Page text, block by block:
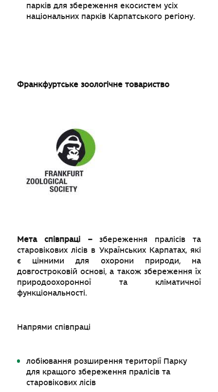
парків для збереження екосистем усіх
національних парків Карпатського регіону.
Франкфуртське зоологічне товариство
Мета співпраці – збереження пралісів та
старовікових лісів в Українських Карпатах, які
є цінними для охорони природи, на
довгостроковій основі, а також збереження їх
природоохоронної та кліматичної
функціональності.
Напрями співпраці
лобіювання розширення території Парку
для кращого збереження пралісів та
старовікових лісів